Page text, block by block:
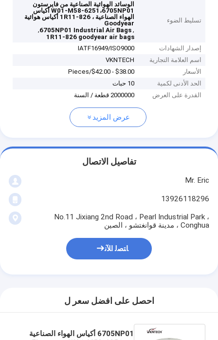
تسليط الضوء
الوسائد الهوائية الصناعية من فايرستون
W01-M58-6251،6705NP01 أكياس
الهواء الصناعية ، 1R11-826 أكياس هوائية
Goodyear
,
6705NP01 Industrial Air Bags
,
1R11-826 goodyear air bags
إصدار الشهادات
IATF16949/ISO9000
اسم العلامة التجارية
VKNTECH
الأسعار
$38.00 - $42.00/Pieces
الحد الأدنى لكمية
10 حبات
القدرة على العرض
2000000 قطعة / السنة
عرض المزيد
تفاصيل الاتصال
Mr. Eric
13926118296
No.11 Jixiang 2nd Road ، Pearl Industrial Park ،
Conghua ، مدينة قوانغتشو ، الصين
ﺎﺘﺼﻟ ﺍﻶﻧ
احصل على افضل سعر ل
6705NP01 أكياس الهواء الصناعية